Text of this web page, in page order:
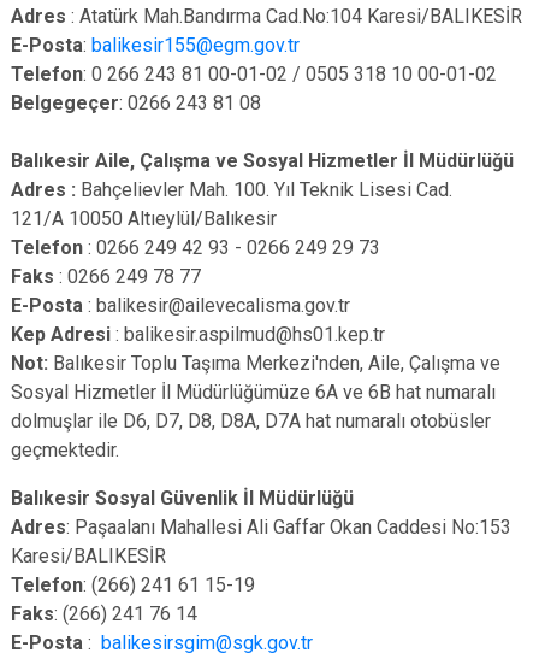
Adres : Atatürk Mah.Bandırma Cad.No:104 Karesi/BALIKESİR
E-Posta: balikesir155@egm.gov.tr
Telefon: 0 266 243 81 00-01-02 / 0505 318 10 00-01-02
Belgegeçer: 0266 243 81 08
Balıkesir Aile, Çalışma ve Sosyal Hizmetler İl Müdürlüğü
Adres : Bahçelievler Mah. 100. Yıl Teknik Lisesi Cad.
121/A 10050 Altıeylül/Balıkesir
Telefon : 0266 249 42 93 - 0266 249 29 73
Faks : 0266 249 78 77
E-Posta : balikesir@ailevecalisma.gov.tr
Kep Adresi : balikesir.aspilmud@hs01.kep.tr
Not: Balıkesir Toplu Taşıma Merkezi'nden, Aile, Çalışma ve
Sosyal Hizmetler İl Müdürlüğümüze 6A ve 6B hat numaralı
dolmuşlar ile D6, D7, D8, D8A, D7A hat numaralı otobüsler
geçmektedir.
Balıkesir Sosyal Güvenlik İl Müdürlüğü
Adres: Paşaalanı Mahallesi Ali Gaffar Okan Caddesi No:153
Karesi/BALIKESİR
Telefon: (266) 241 61 15-19
Faks: (266) 241 76 14
E-Posta : balikesirsgim@sgk.gov.tr